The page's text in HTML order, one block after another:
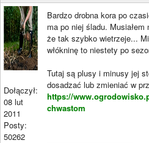
Dołączył:
08 lut
2011
Posty:
50262
Bardzo drobna kora po
ma po niej śladu.
że tak szybko wietrzeje...
włókninę to niestety po
Tutaj są plusy i minusy jej
dosadzać lub zmieniać w
https://
chwastom